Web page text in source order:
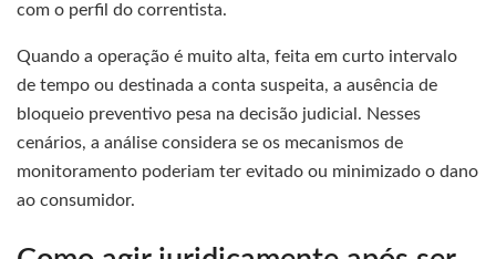
com o perfil do correntista.
Quando a operação é muito alta, feita em curto intervalo
de tempo ou destinada a conta suspeita, a ausência de
bloqueio preventivo pesa na decisão judicial. Nesses
cenários, a análise considera se os mecanismos de
monitoramento poderiam ter evitado ou minimizado o dano
ao consumidor.